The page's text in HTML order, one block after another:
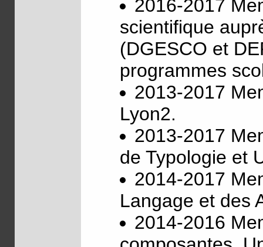
2016-2017
scientifique
(DGESCO et
programmes
2013-2017
Lyon2.
2013-2017
de Typologie et
2014-2017
Langage et des
2014-2016